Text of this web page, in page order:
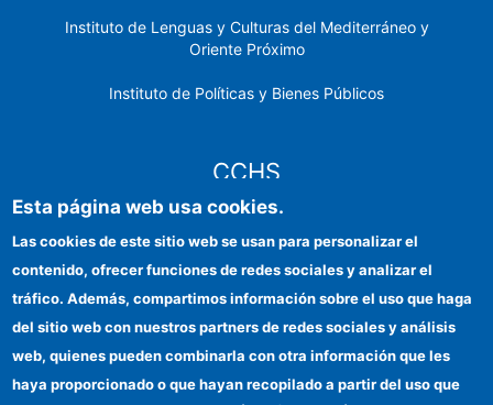
Instituto de Lenguas y Culturas del Mediterráneo y
Oriente Próximo
Instituto de Políticas y Bienes Públicos
CCHS
Identidad institucional
Ayudas FEDER
Esta página web usa cookies.
Las cookies de este sitio web se usan para personalizar el
contenido, ofrecer funciones de redes sociales y analizar el
tráfico. Además, compartimos información sobre el uso que haga
del sitio web con nuestros partners de redes sociales y análisis
web, quienes pueden combinarla con otra información que les
haya proporcionado o que hayan recopilado a partir del uso que